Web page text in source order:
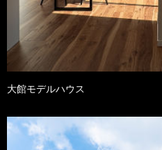
大館モデルハウス